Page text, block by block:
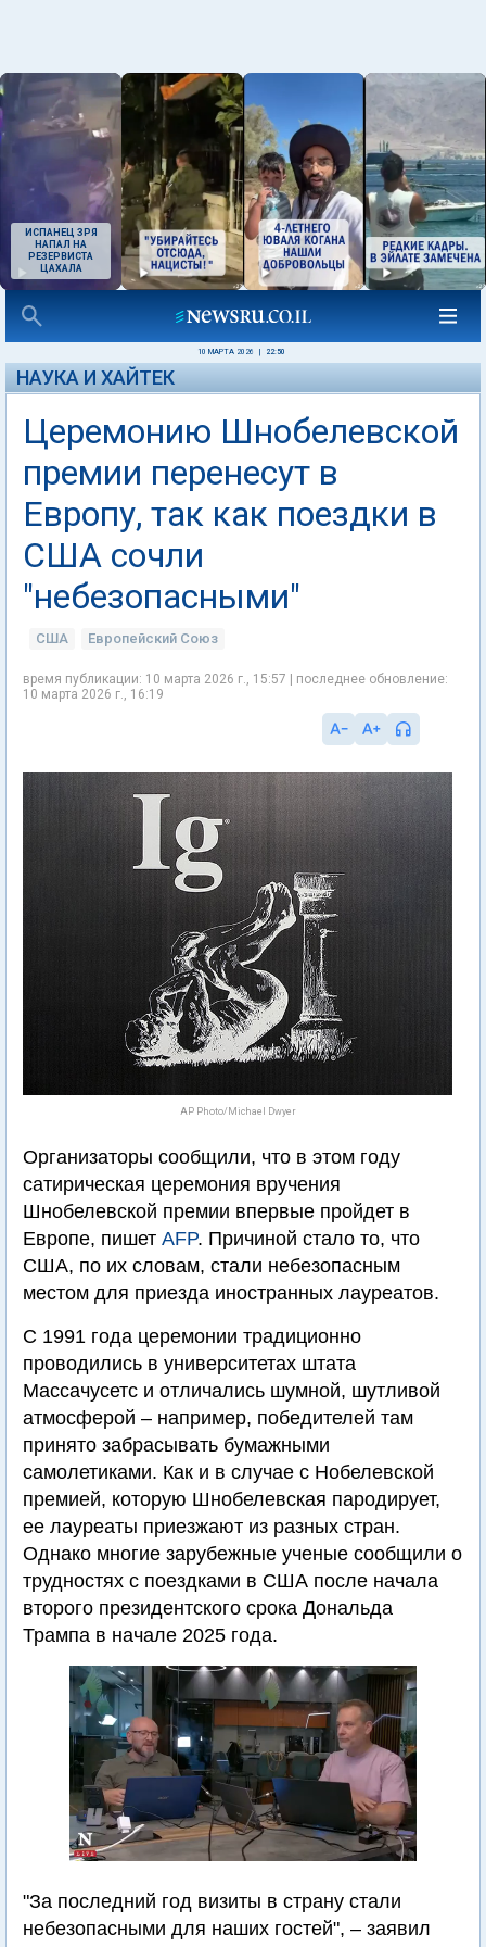
ИСПАНЕЦ ЗРЯ
НАПАЛ НА
РЕЗЕРВИСТА
ЦАХАЛА
10 МАРТА 2026 22:50
НАУКА И ХАЙТЕК
Церемонию Шнобелевской
премии перенесут в
Европу, так как поездки в
США сочли
"небезопасными"
США Европейский Союз
время публикации: 10 марта 2026 г., 15:57 | последнее обновление:
10 марта 2026 г., 16:19
AP Photo/Michael Dwyer
Организаторы сообщили, что в этом году
сатирическая церемония вручения
Шнобелевской премии впервые пройдет в
Европе, пишет AFP. Причиной стало то, что
США, по их словам, стали небезопасным
местом для приезда иностранных лауреатов.
С 1991 года церемонии традиционно
проводились в университетах штата
Массачусетс и отличались шумной, шутливой
атмосферой – например, победителей там
принято забрасывать бумажными
самолетиками. Как и в случае с Нобелевской
премией, которую Шнобелевская пародирует,
ее лауреаты приезжают из разных стран.
Однако многие зарубежные ученые сообщили о
трудностях с поездками в США после начала
второго президентского срока Дональда
Трампа в начале 2025 года.
"За последний год визиты в страну стали
небезопасными для наших гостей", – заявил